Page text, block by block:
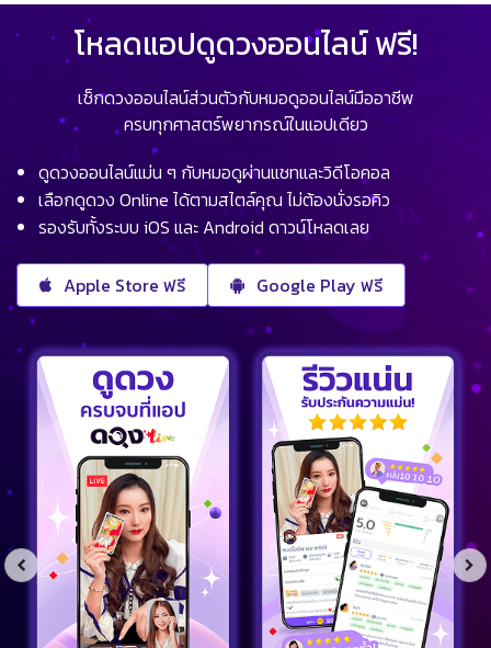
โหลดแอปดูดวงออนไลน์ ฟรี!
เช็กดวงออนไลน์ส่วนตัวกับหมอดูออนไลน์มืออาชีพ
ครบทุกศาสตร์พยากรณ์ในแอปเดียว
ดูดวงออนไลน์แม่น ๆ กับหมอดูผ่านแชทและวิดีโอคอล
เลือกดูดวง Online ได้ตามสไตล์คุณ ไม่ต้องนั่งรอคิว
รองรับทั้งระบบ iOS และ Android ดาวน์โหลดเลย
Apple Store ฟรี Google Play ฟรี